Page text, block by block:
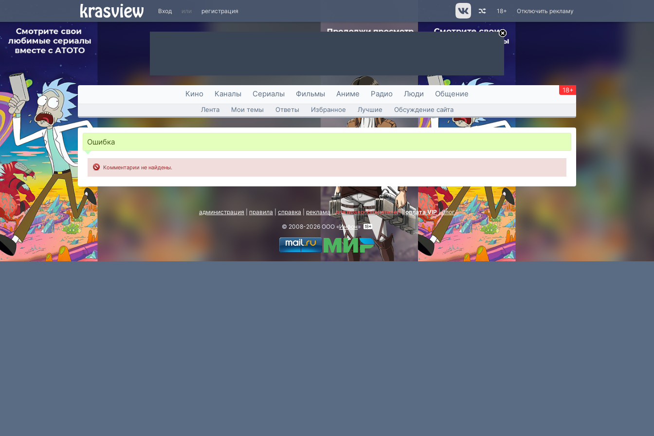
Вход или регистрация Отключить рекламу
18+
Кино Каналы Сериалы Фильмы Аниме Радио Люди Общение 18+
Лента Мои темы Ответы Избранное Лучшие Обсуждение сайта
Ошибка
Комментарии не найдены.
администрация правила справка реклама|для правообладателей|оплата VIP|блог
© 2008-2026 ООО «Инфон»